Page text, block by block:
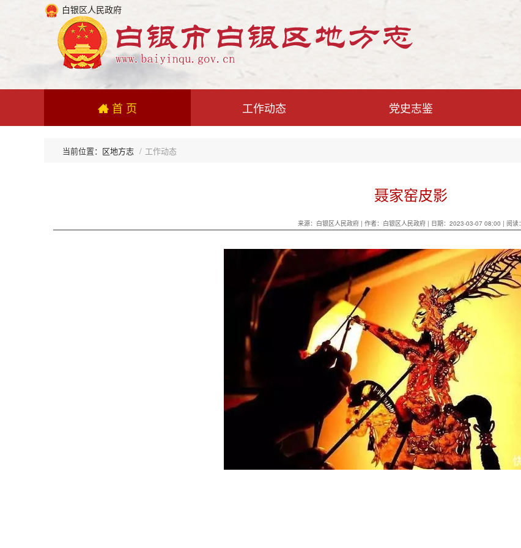
白银区人民政府
首 页 工作动态 党史志鉴
区地方志 工作动态
聂家窑皮影
来源：白银区人民政府 | 作者：白银区人民政府 | 日期：2023-03-07 08:00 | 阅读：